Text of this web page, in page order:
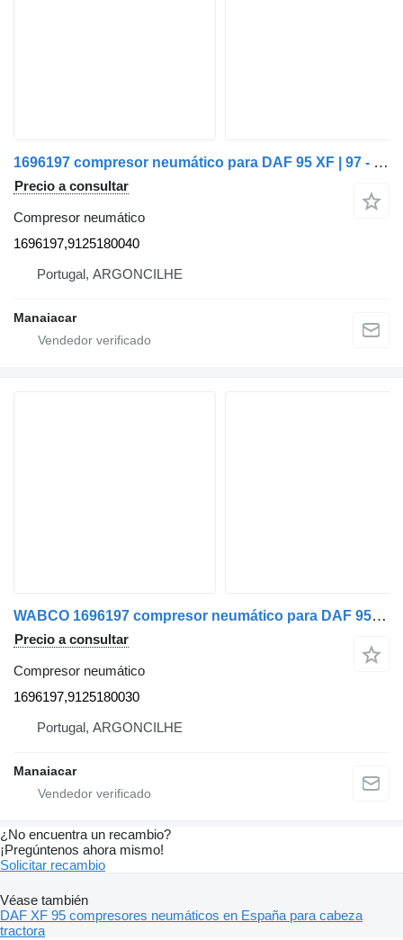
1696197 compresor neumático para DAF 95 XF | 97 - 02 cabeza tractora
Precio a consultar
Compresor neumático
1696197,9125180040
Portugal, ARGONCILHE
Manaiacar
WABCO 1696197 compresor neumático para DAF 95 XF | 97 - 02 cabeza tractora
Precio a consultar
Compresor neumático
1696197,9125180030
Portugal, ARGONCILHE
Manaiacar
¿No encuentra un recambio?
¡Pregúntenos ahora mismo!
Solicitar recambio
Véase también
DAF XF 95 compresores neumáticos en España para cabeza
tractora